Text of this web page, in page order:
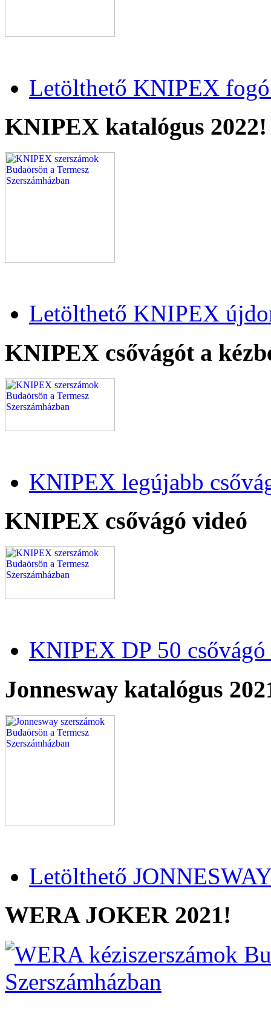
Letölthető KNIPEX fogó
KNIPEX katalógus 2022!
Letölthető KNIPEX
KNIPEX csővágót a
KNIPEX legújabb
KNIPEX csővágó videó
KNIPEX DP 50
Jonnesway katalógus
Letölthető
WERA JOKER 2021!